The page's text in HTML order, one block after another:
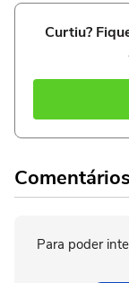
Curtiu?
Para poder